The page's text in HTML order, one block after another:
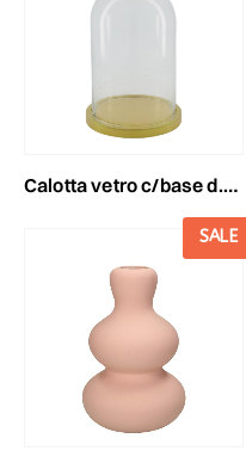
calotta vetro c/base d.17 h.25 cm trasparente
SALE